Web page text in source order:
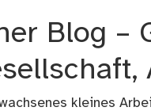
Blog –
kleines